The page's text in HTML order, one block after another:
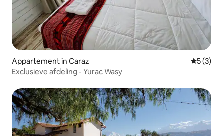
Appartement in Caraz
5 (3)
Exclusieve afdeling - Yurac Wasy